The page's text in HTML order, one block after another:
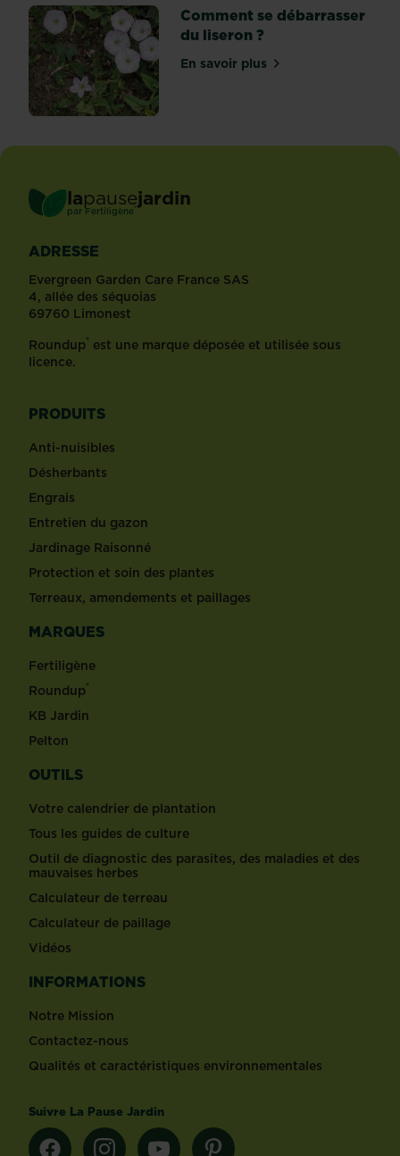
Comment se débarrasser
du liseron ?
En savoir plussur Comment se
lapausejardin
par Fertiligène ®
ADRESSE
Evergreen Garden Care France SAS
4, allée des séquoias
69760 Limonest
Roundup® est une marque déposée et utilisée sous
licence.
PRODUITS
Anti-nuisibles
Désherbants
Engrais
Entretien du gazon
Jardinage Raisonné
Protection et soin des plantes
Terreaux, amendements et paillages
MARQUES
Fertiligène
Roundup®
KB Jardin
Pelton
OUTILS
Votre calendrier de plantation
Tous les guides de culture
Outil de diagnostic des parasites, des maladies et des
mauvaises herbes
Calculateur de terreau
Calculateur de paillage
Vidéos
INFORMATIONS
Notre Mission
Contactez-nous
Qualités et caractéristiques environnementales
Suivre La Pause Jardin